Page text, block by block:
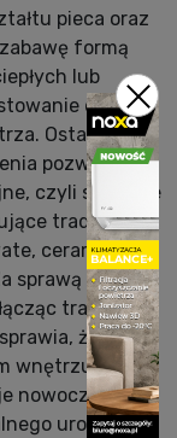
pieca oraz
formą
lub
designu
Ostateczny
pozwalają
czyli subtelne
tradycyjną
ceramiczne
sprawą tych
tradycję
że piec
wnętrzu, który
nowoczesny
uroku.